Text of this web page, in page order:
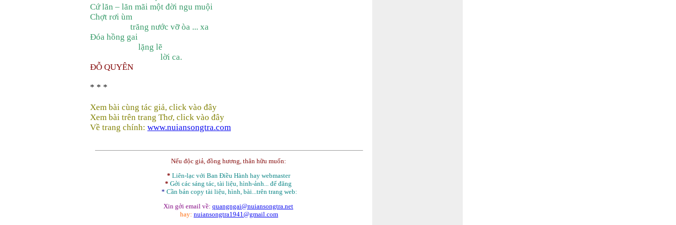
Cứ lăn – lăn mãi một đời ngu muội
Chợt rơi ùm
trăng nước vỡ òa ... xa
Đóa hồng gai
lặng lẽ
lời ca.
ĐỖ QUYÊN
* * *
Xem bài cùng tác giả, click vào đây
Xem bài trên trang Thơ, click vào đây
Về trang chính: www.nuiansongtra.com
Nếu độc giả, đồng hương, thân hữu muốn:
* Liên-lạc với Ban Điều Hành hay webmaster
* Gởi các sáng tác, tài liệu, hình-ảnh... để đăng
* Cần bản copy tài liệu, hình, bài...trên trang web:
Xin gởi email về: quangngai@nuiansongtra.net
hay: nuiansongtra1941@gmail.com